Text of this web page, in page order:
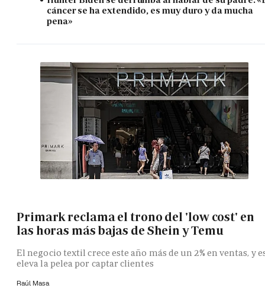
cáncer se ha extendido, es muy duro y da mucha
pena»
Primark reclama el trono del 'low cost' en
las horas más bajas de Shein y Temu
El negocio textil crece este año más de un 2% en ventas, y
eleva la pelea por captar clientes
Raúl Masa